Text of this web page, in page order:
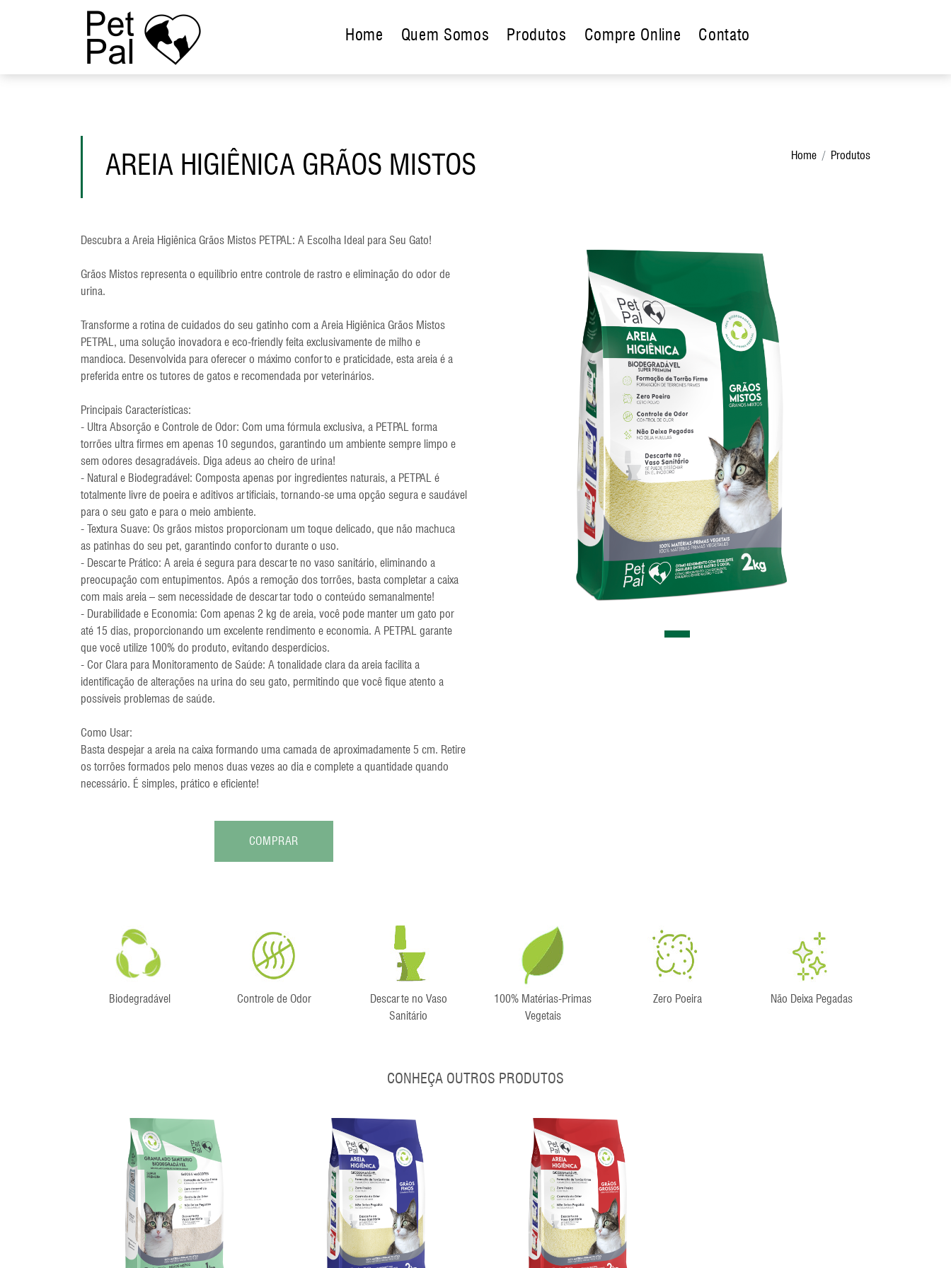
Home Quem Somos Produtos Compre Online Contato
AREIA HIGIÊNICA GRÃOS MISTOS Home Produtos
Descubra a Areia Higiênica Grãos Mistos PETPAL: A Escolha Ideal para Seu Gato!
Grãos Mistos representa o equilíbrio entre controle de rastro e eliminação do odor de
urina.
Transforme a rotina de cuidados do seu gatinho com a Areia Higiênica Grãos Mistos
PETPAL, uma solução inovadora e eco-friendly feita exclusivamente de milho e
mandioca. Desenvolvida para oferecer o máximo conforto e praticidade, esta areia é a
preferida entre os tutores de gatos e recomendada por veterinários.
Principais Características:
- Ultra Absorção e Controle de Odor: Com uma fórmula exclusiva, a PETPAL forma
torrões ultra firmes em apenas 10 segundos, garantindo um ambiente sempre limpo e
sem odores desagradáveis. Diga adeus ao cheiro de urina!
- Natural e Biodegradável: Composta apenas por ingredientes naturais, a PETPAL é
totalmente livre de poeira e aditivos artificiais, tornando-se uma opção segura e saudável
para o seu gato e para o meio ambiente.
- Textura Suave: Os grãos mistos proporcionam um toque delicado, que não machuca
as patinhas do seu pet, garantindo conforto durante o uso.
- Descarte Prático: A areia é segura para descarte no vaso sanitário, eliminando a
preocupação com entupimentos. Após a remoção dos torrões, basta completar a caixa
com mais areia – sem necessidade de descartar todo o conteúdo semanalmente!
- Durabilidade e Economia: Com apenas 2 kg de areia, você pode manter um gato por
até 15 dias, proporcionando um excelente rendimento e economia. A PETPAL garante
que você utilize 100% do produto, evitando desperdícios.
- Cor Clara para Monitoramento de Saúde: A tonalidade clara da areia facilita a
identificação de alterações na urina do seu gato, permitindo que você fique atento a
possíveis problemas de saúde.
Como Usar:
Basta despejar a areia na caixa formando uma camada de aproximadamente 5 cm. Retire
os torrões formados pelo menos duas vezes ao dia e complete a quantidade quando
necessário. É simples, prático e eficiente!
COMPRAR
Biodegradável Controle de Odor
Descarte no Vaso
Sanitário
100% Matérias-Primas
Vegetais
Zero Poeira Não Deixa Pegadas
CONHEÇA OUTROS PRODUTOS